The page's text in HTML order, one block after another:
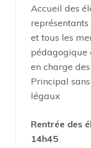
Accueil des
et tous les
pédagogique
en charge
Principal
légaux
Rentrée des
14h45